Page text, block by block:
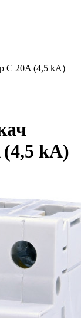
C 20A (4,5 kA)
kA)